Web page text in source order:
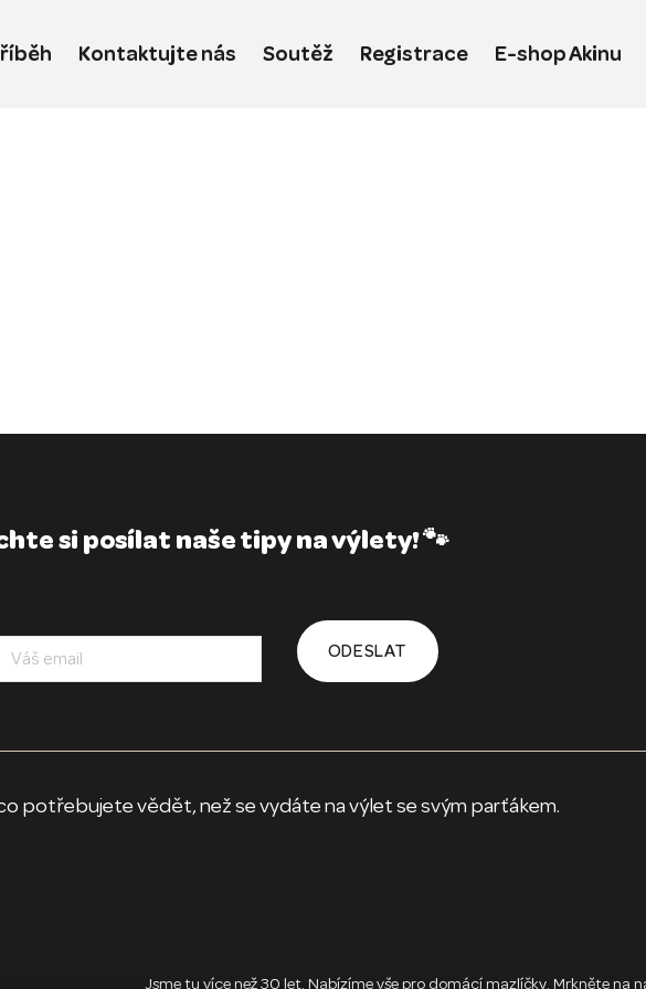
Kontaktujte nás Soutěž Registrace E-shop Akinu
si posílat naše tipy na výlety! 🐾
ODESLAT
než se vydáte na výlet se svým parťákem.
Jsme tu více než 30 let. Nabízíme vše pro domácí mazlíčky. Mrkněte na